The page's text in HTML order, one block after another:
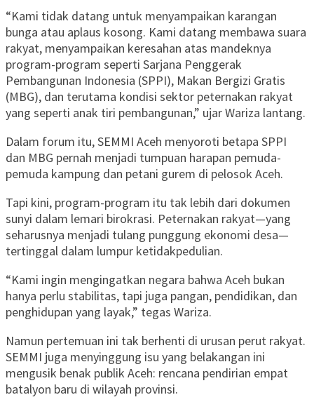
“Kami tidak datang untuk menyampaikan karangan
bunga atau aplaus kosong. Kami datang membawa suara
rakyat, menyampaikan keresahan atas mandeknya
program-program seperti Sarjana Penggerak
Pembangunan Indonesia (SPPI), Makan Bergizi Gratis
(MBG), dan terutama kondisi sektor peternakan rakyat
yang seperti anak tiri pembangunan,” ujar Wariza lantang.
Dalam forum itu, SEMMI Aceh menyoroti betapa SPPI
dan MBG pernah menjadi tumpuan harapan pemuda-
pemuda kampung dan petani gurem di pelosok Aceh.
Tapi kini, program-program itu tak lebih dari dokumen
sunyi dalam lemari birokrasi. Peternakan rakyat—yang
seharusnya menjadi tulang punggung ekonomi desa—
tertinggal dalam lumpur ketidakpedulian.
“Kami ingin mengingatkan negara bahwa Aceh bukan
hanya perlu stabilitas, tapi juga pangan, pendidikan, dan
penghidupan yang layak,” tegas Wariza.
Namun pertemuan ini tak berhenti di urusan perut rakyat.
SEMMI juga menyinggung isu yang belakangan ini
mengusik benak publik Aceh: rencana pendirian empat
batalyon baru di wilayah provinsi.